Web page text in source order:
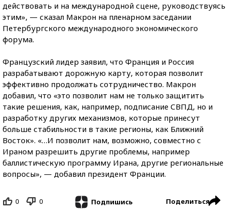
действовать и на международной сцене, руководствуясь
этим», — сказал Макрон на пленарном заседании
Петербургского международного экономического
форума.
Французский лидер заявил, что Франция и Россия
разрабатывают дорожную карту, которая позволит
эффективно продолжать сотрудничество. Макрон
добавил, что «это позволит нам не только защитить
такие решения, как, например, подписание СВПД, но и
разработку других механизмов, которые принесут
больше стабильности в такие регионы, как Ближний
Восток». «…И позволит нам, возможно, совместно с
Ираном разрешить другие проблемы, например
баллистическую программу Ирана, другие региональные
вопросы», — добавил президент Франции.
0 0 Подпишись Поделиться